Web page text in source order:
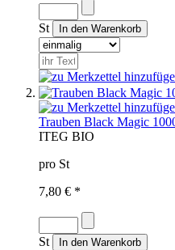
St
Trauben Black Magic
ITEG BIO
pro St
7,80 € *
St